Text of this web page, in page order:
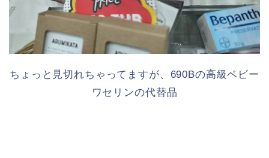
ちょっと見切れちゃってますが、690Bの高級ベビー
ワセリンの代替品